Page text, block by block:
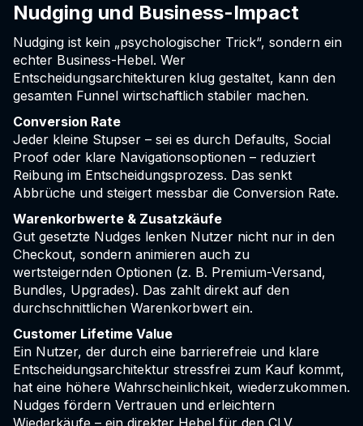
Nudging und Business-Impact
Nudging ist kein „psychologischer Trick“, sondern ein
echter Business-Hebel. Wer
Entscheidungsarchitekturen klug gestaltet, kann den
gesamten Funnel wirtschaftlich stabiler machen.
Conversion Rate
Jeder kleine Stupser – sei es durch Defaults, Social
Proof oder klare Navigationsoptionen – reduziert
Reibung im Entscheidungsprozess. Das senkt
Abbrüche und steigert messbar die Conversion Rate.
Warenkorbwerte & Zusatzkäufe
Gut gesetzte Nudges lenken Nutzer nicht nur in den
Checkout, sondern animieren auch zu
wertsteigernden Optionen (z. B. Premium-Versand,
Bundles, Upgrades). Das zahlt direkt auf den
durchschnittlichen Warenkorbwert ein.
Customer Lifetime Value
Ein Nutzer, der durch eine barrierefreie und klare
Entscheidungsarchitektur stressfrei zum Kauf kommt,
hat eine höhere Wahrscheinlichkeit, wiederzukommen.
Nudges fördern Vertrauen und erleichtern